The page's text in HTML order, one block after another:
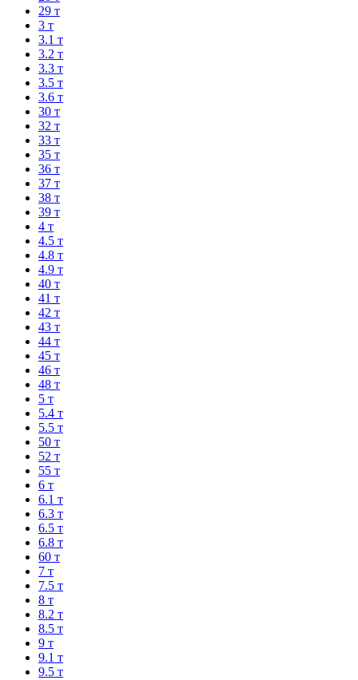
29 т
3 т
3.1 т
3.2 т
3.3 т
3.5 т
3.6 т
30 т
32 т
33 т
35 т
36 т
37 т
38 т
39 т
4 т
4.5 т
4.8 т
4.9 т
40 т
41 т
42 т
43 т
44 т
45 т
46 т
48 т
5 т
5.4 т
5.5 т
50 т
52 т
55 т
6 т
6.1 т
6.3 т
6.5 т
6.8 т
60 т
7 т
7.5 т
8 т
8.2 т
8.5 т
9 т
9.1 т
9.5 т